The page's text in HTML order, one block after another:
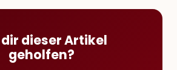
dieser Artikel
geholfen?